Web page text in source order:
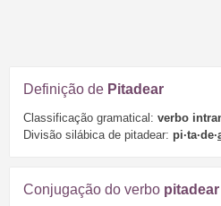
Definição de Pitadear
Classificação gramatical: verbo
Divisão silábica de pitadear: pi·ta·de·
Conjugação do verbo pitadear